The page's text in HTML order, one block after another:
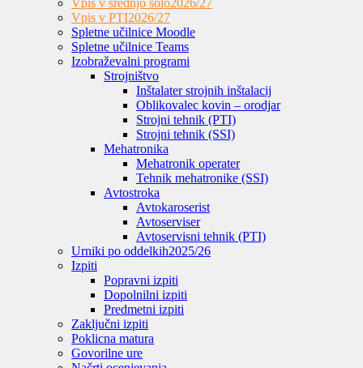
Vpis v srednjo šolo2026/27
Vpis v PTI2026/27
Spletne učilnice Moodle
Spletne učilnice Teams
Izobraževalni programi
Strojništvo
Inštalater strojnih inštalacij
Oblikovalec kovin – orodjar
Strojni tehnik (PTI)
Strojni tehnik (SSI)
Mehatronika
Mehatronik operater
Tehnik mehatronike (SSI)
Avtostroka
Avtokaroserist
Avtoserviser
Avtoservisni tehnik (PTI)
Urniki po oddelkih2025/26
Izpiti
Popravni izpiti
Dopolnilni izpiti
Predmetni izpiti
Zaključni izpiti
Poklicna matura
Govorilne ure